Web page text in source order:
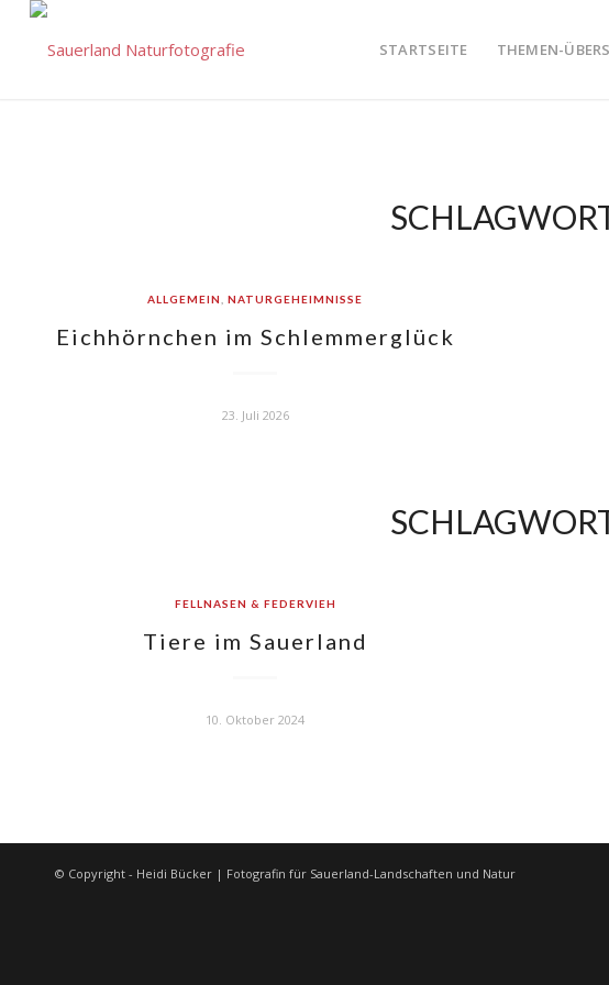
STARTSEITE THEMEN-
ALLGEMEIN ,NATURGEHEIMNISSE
Eichhörnchen im Schlemmerglück
23. Juli 2026
FELLNASEN & FEDERVIEH
Tiere im Sauerland
10. Oktober 2024
© Copyright - Heidi Bücker | Fotografin für Sauerland-Landschaften und Natur